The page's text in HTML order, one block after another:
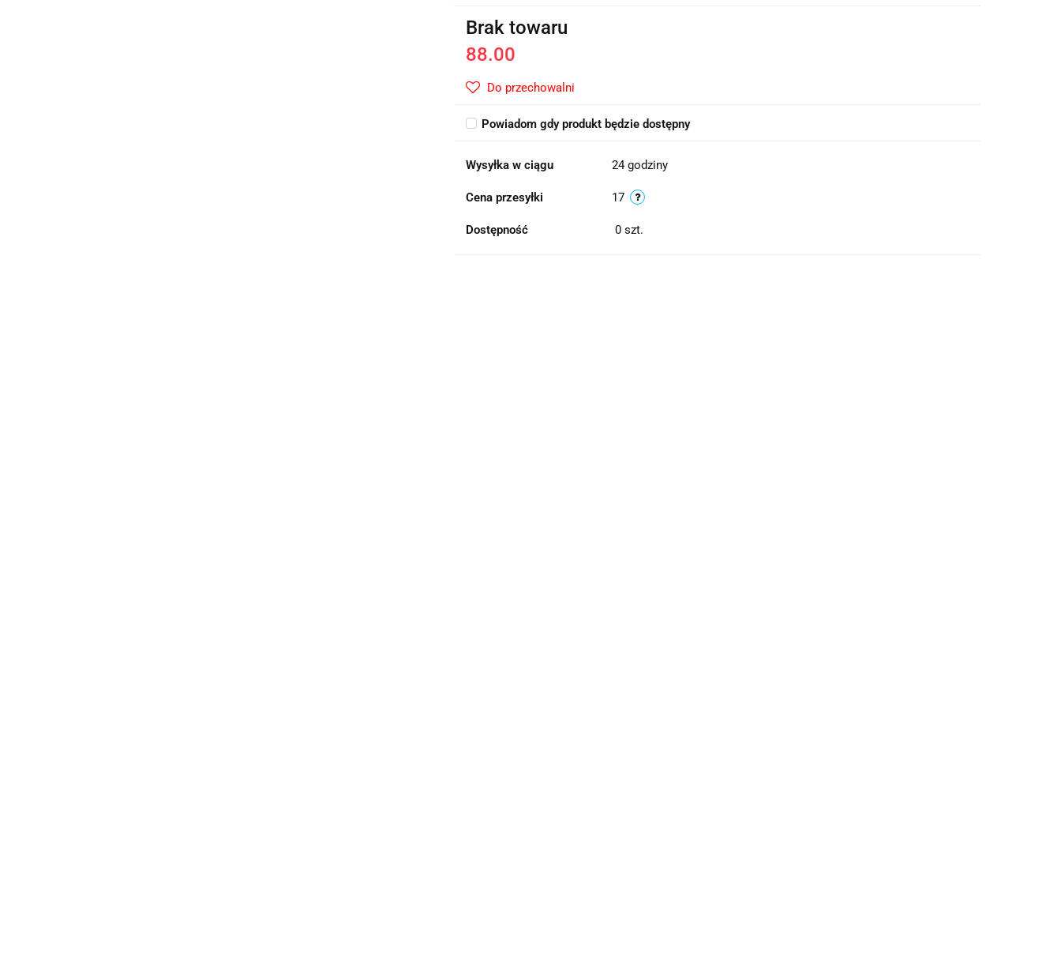
Brak towaru
88.00
Do przechowalni
Powiadom gdy produkt będzie dostępny
Wysyłka w ciągu 24 godziny
Cena przesyłki 17
Dostępność 0 szt.